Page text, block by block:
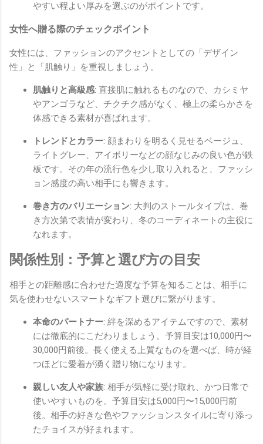
やすい程よい厚みを選ぶのがポイントです。
女性へ贈る際のチェックポイント
女性には、ファッションのアクセントとしての「デザイン
性」と「肌触り」を重視しましょう。
肌触りと高級感: 直接肌に触れるものなので、カシミヤ
やアンゴラなど、チクチク感がなく、極上の柔らかさを
体感できる素材が喜ばれます。
トレンドとカラー: 顔まわりを明るく見せるベージュ、
ライトグレー、アイボリーなどの顔なじみの良い色が鉄
板です。その年の流行色を少し取り入れると、ファッシ
ョン感度の高い相手にも響きます。
巻き方のバリエーション: 大判のストールタイプは、巻
き方次第で表情が変わり、冬のコーディネートの主役に
なれます。
関係性別：予算と選び方の目安
相手との距離感に合わせた適度な予算を知ることは、相手に
気を使わせないスマートなギフト選びに繋がります。
本命のパートナー: 絆を深めるアイテムですので、素材
には徹底的にこだわりましょう。予算目安は10,000円〜
30,000円前後。長く使える上質なものを選べば、時が経
つほどに愛着が湧く贈り物になります。
親しい友人や家族: 相手が気軽に受け取れ、かつ日常で
使いやすいものを。予算目安は5,000円〜15,000円前
後。相手の好きな色やファッションスタイルに寄り添っ
たチョイスが好まれます。